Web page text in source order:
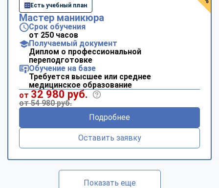
Есть учебный план
Мастер маникюра
Срок обучения
от 250 часов
Получаемый документ
Диплом о профессиональной
переподготовке
Обучение на базе
Требуется высшее или среднее
медицинское образование
от 32 980 руб.
от 54 980 руб.
Подробнее
Оставить заявку
Показать еще